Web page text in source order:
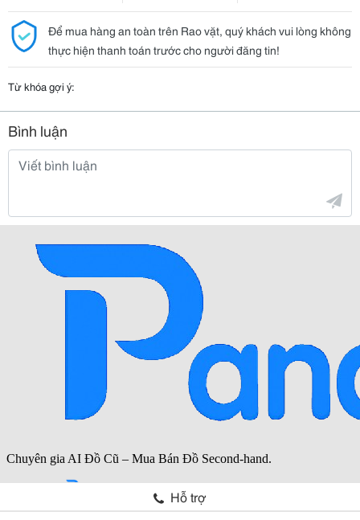
Để mua hàng an toàn trên Rao vặt, quý khách vui lòng không
thực hiện thanh toán trước cho người đăng tin!
Từ khóa gợi ý:
Bình luận
Hỗ trợ